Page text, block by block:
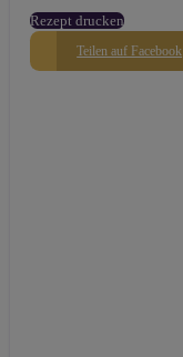
Rezept drucken
Teilen auf Facebook